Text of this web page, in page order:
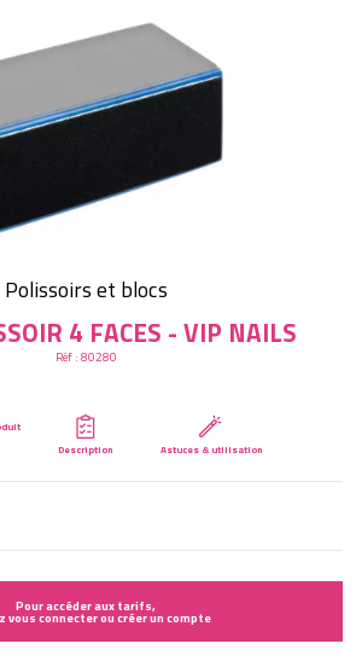
Polissoirs et blocs
4 FACES - VIP NAILS
Réf :80280
Description
Astuces & utilisation
Pour accéder aux tarifs,
vous connecter ou créer un compte